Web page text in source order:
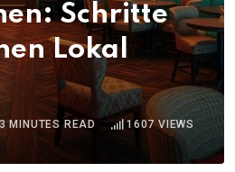
Schritte
Lokal
MINUTES READ 1607VIEWS